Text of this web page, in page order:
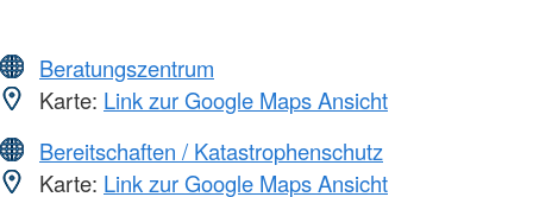
Beratungszentrum
Karte: Link zur Google Maps Ansicht
Bereitschaften / Katastrophenschutz
Karte: Link zur Google Maps Ansicht